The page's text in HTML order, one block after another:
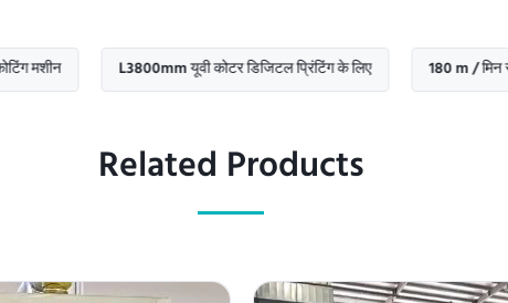
L3800mm यूवी कोटर डिजिटल प्रिंटिंग के लिए 180 m / मिन स्प्रे
Related Products